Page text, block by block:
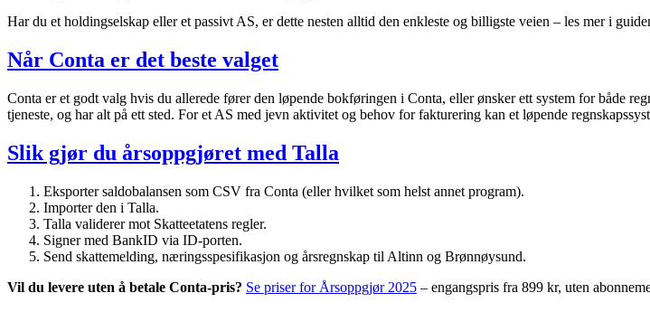
Har du et holdingselskap eller et passivt AS, er dette nesten alltid den enkleste og billigste veien – les mer i
Når Conta er det beste valget
Conta er et godt valg hvis du allerede fører den løpende bokføringen i Conta, eller ønsker ett system for både
tjeneste, og har alt på ett sted. For et AS med jevn aktivitet og behov for fakturering kan et løpende
Slik gjør du årsoppgjøret med Talla
Eksporter saldobalansen som CSV fra Conta (eller hvilket som helst annet program).
Importer den i Talla.
Talla validerer mot Skatteetatens regler.
Signer med BankID via ID-porten.
Send skattemelding, næringsspesifikasjon og årsregnskap til Altinn og Brønnøysund.
Vil du levere uten å betale Conta-pris? Se priser for Årsoppgjør 2025 – engangspris fra 899 kr, uten